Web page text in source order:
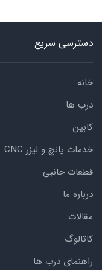
دسترسی سریع
خانه
درب ها
کابین
خدمات پانچ و لیزر CNC
قطعات جانبی
درباره ما
مقالات
کاتالوگ
راهنمای درب ها